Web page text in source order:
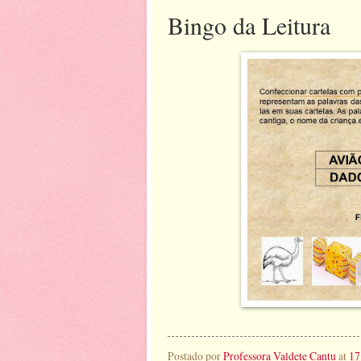
Bingo da Leitura
Postado porProfessora Valdete Cantuat